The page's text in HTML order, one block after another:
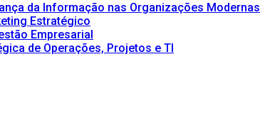
da Informação nas Organizações Modernas
Estratégico
Empresarial
de Operações, Projetos e TI